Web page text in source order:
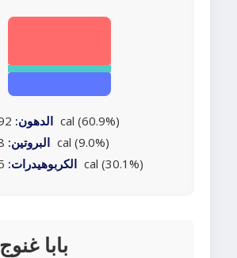
الدهون: 192 cal (60.9%)
البروتين: 28 cal (9.0%)
الكربوهيدرات: 95 cal (30.1%)
About بابا غنوج